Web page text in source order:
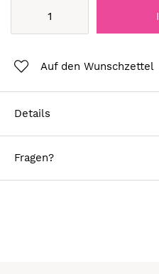
Auf den Wunschzettel
Details
Fragen?